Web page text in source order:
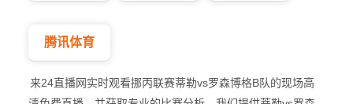
腾讯体育
来24直播网实时观看挪丙联赛蒂勒vs罗森博格B队的现场高